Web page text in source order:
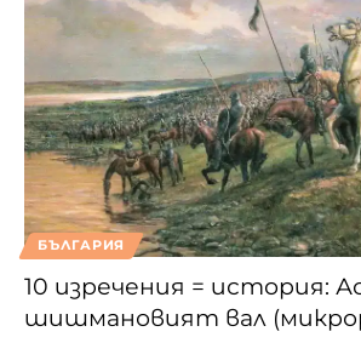
БЪЛГАРИЯ
10 изречения = история:
шишмановият вал